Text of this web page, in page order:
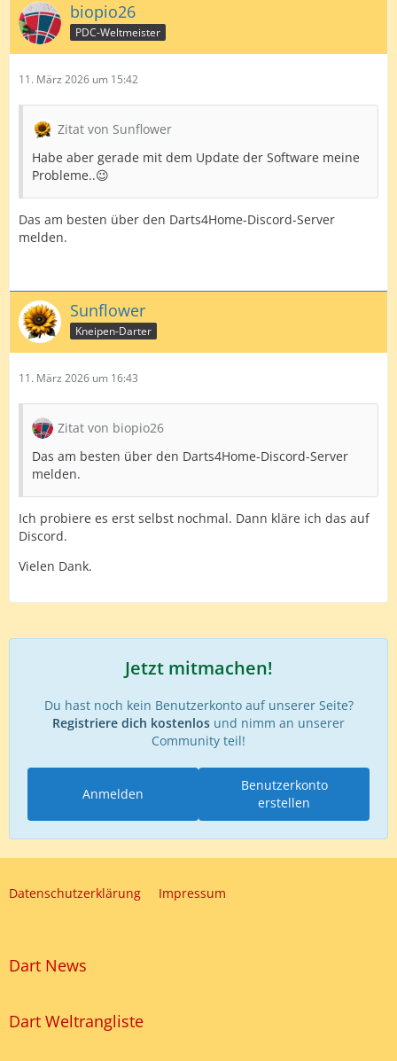
biopio26
PDC-Weltmeister
11. März 2026 um 15:42
Zitat von Sunflower
Habe aber gerade mit dem Update der Software meine
Probleme..😉
Das am besten über den Darts4Home-Discord-Server
melden.
Sunflower
Kneipen-Darter
11. März 2026 um 16:43
Zitat von biopio26
Das am besten über den Darts4Home-Discord-Server
melden.
Ich probiere es erst selbst nochmal. Dann kläre ich das auf
Discord.
Vielen Dank.
Jetzt mitmachen!
Du hast noch kein Benutzerkonto auf unserer Seite?
Registriere dich kostenlos und nimm an unserer
Community teil!
Benutzerkonto
erstellen
Anmelden
Datenschutzerklärung Impressum
Dart News
Dart Weltrangliste